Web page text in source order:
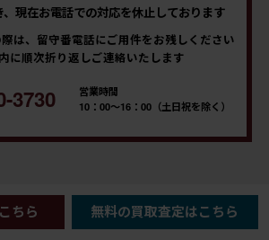
、現在お電話での対応を休止しております
は、留守番電話にご用件をお残しください
に順次折り返しご連絡いたします
3730
営業時間
10：00～16：00（土日祝を除く）
相談・無料査定はこちら
ちら 無料の買取査定はこちら